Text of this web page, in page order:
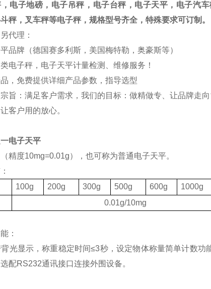
电子地磅，电子吊秤，电子台秤，电子天平，电子汽
秤，叉车秤等电子秤，规格型号齐全，特殊要求可订制。
代理：
品牌（德国赛多利斯，美国梅特勒，奥豪斯等）
电子秤，电子天平计量检测、维修服务！
，免费提供详细产品参数，指导选型
旨：满足客户需求，我们的目标：做精做专、让品牌走
客户用的放心。
电子天平
精度10mg=0.01g），也可称为普通电子天平。
100g 200g 300g 500g 600g 1000g
0.01g/10mg
：
光显示，称重稳定时间≤3秒，设定物体称量简单计数功
配RS232通讯接口连接外围设备。